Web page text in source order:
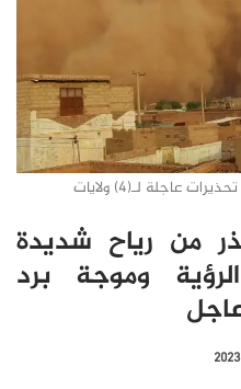
عاجلة لـ(4) ولايات
من رياح شديدة
وموجة برد